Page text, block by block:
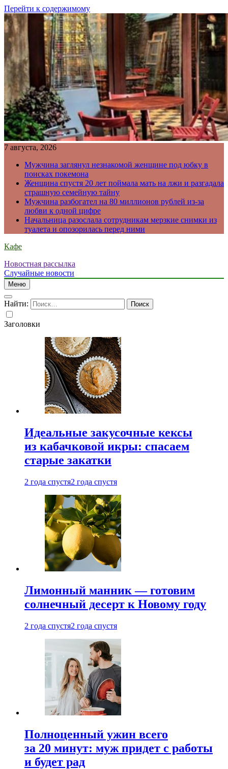
Перейти к содержимому
7 августа, 2026
Мужчина заглянул незнакомой женщине под юбку в
поисках покемона
Женщина спустя 20 лет поймала мать на лжи и разгадала
страшную семейную тайну
Мужчина разбогател на 80 миллионов рублей из-за
любви к одной цифре
Начальница разослала сотрудникам мерзкие снимки из
туалета и опозорилась перед ними
Кафе
Новостная рассылка
Случайные новости
Меню
Найти:
Заголовки
Идеальные закусочные кексы
из кабачковой икры: спасаем
старые закатки
2 года спустя2 года спустя
Лимонный манник — готовим
солнечный десерт к Новому году
2 года спустя2 года спустя
Полноценный ужин всего
за 20 минут: муж придет с работы
и будет рад